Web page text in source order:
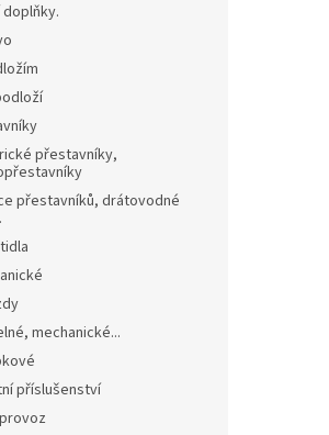
doplňky.
přestavníky,
přestavníků, drátovodné
mechanické...
příslušenství